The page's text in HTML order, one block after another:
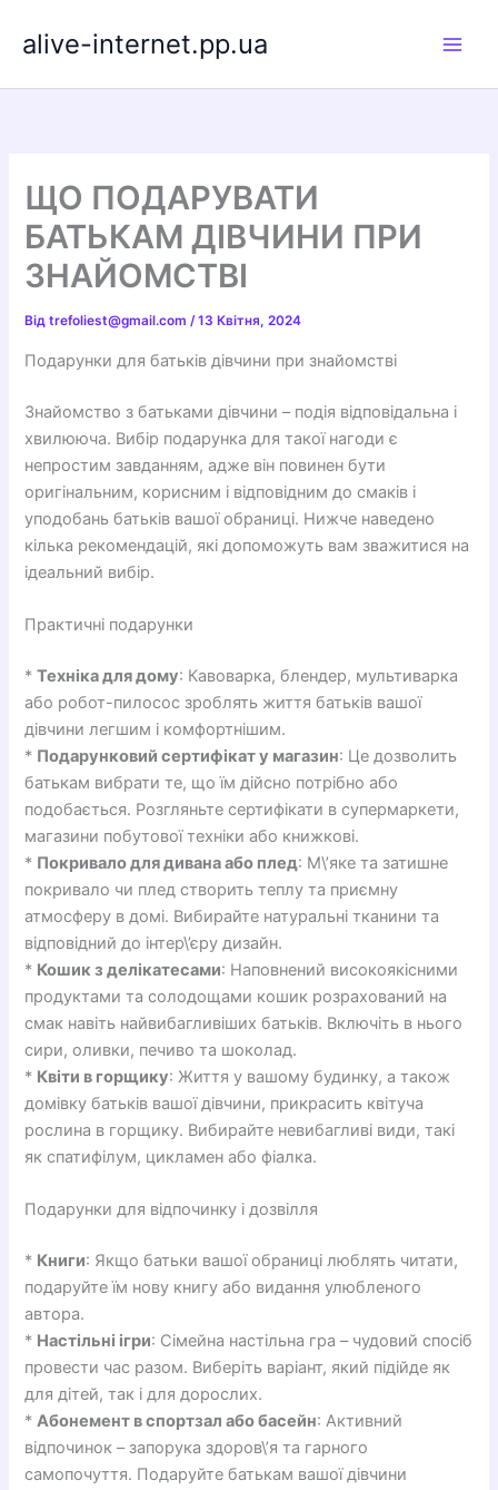
alive-internet.pp.ua
ЩО ПОДАРУВАТИ
БАТЬКАМ ДІВЧИНИ ПРИ
ЗНАЙОМСТВІ
Відtrefoliest@gmail.com/13 Квітня, 2024
Подарунки для батьків дівчини при знайомстві
Знайомство з батьками дівчини – подія відповідальна і
хвилююча. Вибір подарунка для такої нагоди є
непростим завданням, адже він повинен бути
оригінальним, корисним і відповідним до смаків і
уподобань батьків вашої обраниці. Нижче наведено
кілька рекомендацій, які допоможуть вам зважитися на
ідеальний вибір.
Практичні подарунки
*Техніка для дому: Кавоварка, блендер, мультиварка
або робот-пилосос зроблять життя батьків вашої
дівчини легшим і комфортнішим.
* Подарунковий сертифікат у магазин: Це дозволить
батькам вибрати те, що їм дійсно потрібно або
подобається. Розгляньте сертифікати в супермаркети,
магазини побутової техніки або книжкові.
* Покривало для дивана або плед: М\’яке та затишне
покривало чи плед створить теплу та приємну
атмосферу в домі. Вибирайте натуральні тканини та
відповідний до інтер\’єру дизайн.
* Кошик з делікатесами: Наповнений високоякісними
продуктами та солодощами кошик розрахований на
смак навіть найвибагливіших батьків. Включіть в нього
сири, оливки, печиво та шоколад.
* Квіти в горщику: Життя у вашому будинку, а також
домівку батьків вашої дівчини, прикрасить квітуча
рослина в горщику. Вибирайте невибагливі види, такі
як спатифілум, цикламен або фіалка.
Подарунки для відпочинку і дозвілля
* Книги: Якщо батьки вашої обраниці люблять читати,
подаруйте їм нову книгу або видання улюбленого
автора.
* Настільні ігри: Сімейна настільна гра – чудовий спосіб
провести час разом. Виберіть варіант, який підійде як
для дітей, так і для дорослих.
*Абонемент в спортзал або басейн: Активний
відпочинок – запорука здоров\’я та гарного
самопочуття. Подаруйте батькам вашої дівчини